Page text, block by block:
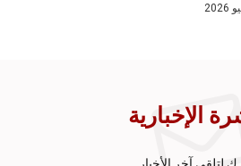
الإخبارية
لتلقي آخر الأخبار